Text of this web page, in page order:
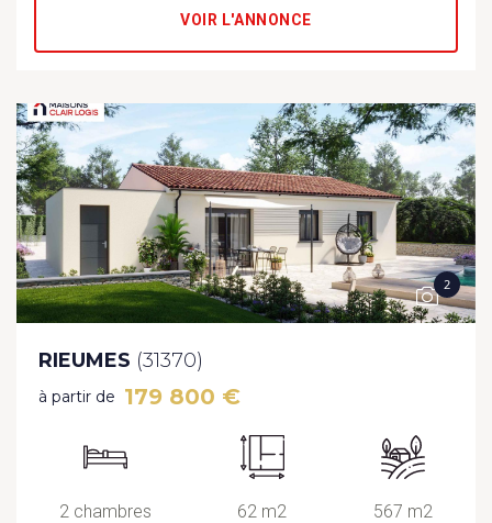
VOIR L'ANNONCE
2
RIEUMES (31370)
à partir de 179 800 €
2 chambres 62 m2 567 m2